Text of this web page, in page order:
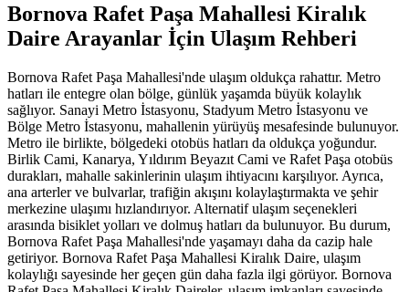
Bornova Rafet Paşa Mahallesi Kiralık
Daire Arayanlar İçin Ulaşım Rehberi
Bornova Rafet Paşa Mahallesi'nde ulaşım oldukça rahattır. Metro
hatları ile entegre olan bölge, günlük yaşamda büyük kolaylık
sağlıyor. Sanayi Metro İstasyonu, Stadyum Metro İstasyonu ve
Bölge Metro İstasyonu, mahallenin yürüyüş mesafesinde bulunuyor.
Metro ile birlikte, bölgedeki otobüs hatları da oldukça yoğundur.
Birlik Cami, Kanarya, Yıldırım Beyazıt Cami ve Rafet Paşa otobüs
durakları, mahalle sakinlerinin ulaşım ihtiyacını karşılıyor. Ayrıca,
ana arterler ve bulvarlar, trafiğin akışını kolaylaştırmakta ve şehir
merkezine ulaşımı hızlandırıyor. Alternatif ulaşım seçenekleri
arasında bisiklet yolları ve dolmuş hatları da bulunuyor. Bu durum,
Bornova Rafet Paşa Mahallesi'nde yaşamayı daha da cazip hale
getiriyor. Bornova Rafet Paşa Mahallesi Kiralık Daire, ulaşım
kolaylığı sayesinde her geçen gün daha fazla ilgi görüyor. Bornova